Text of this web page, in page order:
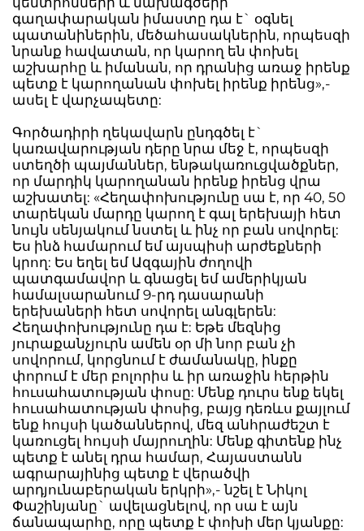
գաղափարական իմաստը դա է` օգնել
պատանիներին, մեծահասակներին, որպեսզի
նրանք հավատան, որ կարող են փոխել
աշխարհը և իմանան, որ դրանից առաջ իրենք
պետք է կարողանան փոխել իրենք իրենց»,-
ասել է վարչապետը:
Գործադիրի ղեկավարն ընդգծել է`
կառավարության դերը նրա մեջ է, որպեսզի
ստեղծի պայմաններ, ենթակառուցվածքներ,
որ մարդիկ կարողանան իրենք իրենց վրա
աշխատել: «Հեղափոխությունը սա է, որ 40, 50
տարեկան մարդը կարող է գալ երեխայի հետ
նույն սենյակում նստել և ինչ որ բան սովորել:
Ես ինձ համարում եմ այսպիսի արժեքների
կրող: Ես եղել եմ Ազգային ժողովի
պատգամավոր և գնացել եմ ամերիկյան
համալսարանում 9-րդ դասարանի
երեխաների հետ սովորել անգլերեն:
Հեղափոխությունը դա է: Եթե մեզնից
յուրաքանչյուրն ամեն օր մի նոր բան չի
սովորում, կորցնում է ժամանակը, ինքը
փորում է մեր բոլորիս և իր առաջին հերթին
հուսահատության փոսը: Մենք դուրս ենք եկել
հուսահատության փոսից, բայց դեռևս քայլում
ենք հույսի կածաններով, մեզ անհրաժեշտ է
կառուցել հույսի մայրուղին: Մենք գիտենք ինչ
պետք է անել դրա համար, Հայաստանն
ագրարայինից պետք է վերածվի
արդյունաբերական երկրի»,- նշել է Նիկոլ
Փաշինյանը` ավելացնելով, որ սա է այն
ճանապարհը, որը պետք է փոխի մեր կյանքը: